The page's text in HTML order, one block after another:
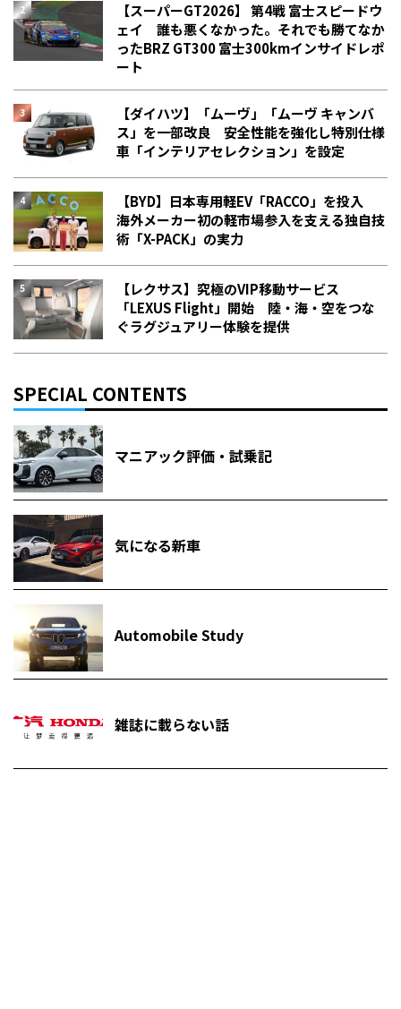
【スーパーGT2026】 第4戦 富士スピードウ
ェイ 誰も悪くなかった。それでも勝てなか
った――BRZ GT300 富士300kmインサイドレポ
ート
【ダイハツ】「ムーヴ」「ムーヴ キャンバ
ス」を一部改良 安全性能を強化し特別仕様
車「インテリアセレクション」を設定
【BYD】日本専用軽EV「RACCO」を投入
海外メーカー初の軽市場参入を支える独自技
術「X-PACK」の実力
【レクサス】究極のVIP移動サービス
「LEXUS Flight」開始 陸・海・空をつな
ぐラグジュアリー体験を提供
SPECIAL CONTENTS
マニアック評価・試乗記
気になる新車
Automobile Study
雑誌に載らない話